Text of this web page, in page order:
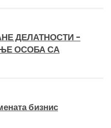
ДЕЛАТНОСТИ -
ОСОБА СА
бизнис